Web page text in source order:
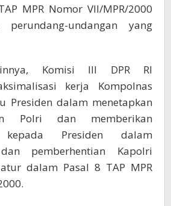
MPR Nomor VII/MPR/2000
undangan yang
Komisi III DPR RI
kerja Kompolnas
Presiden dalam menetapkan
Polri dan memberikan
kepada Presiden dalam
pemberhentian Kapolri
dalam Pasal 8 TAP MPR